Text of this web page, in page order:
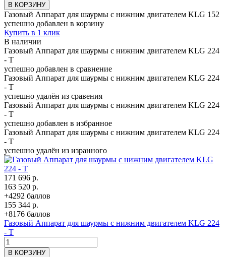
В КОРЗИНУ
Газовый Аппарат для шаурмы с нижним двигателем KLG 152
успешно добавлен в корзину
Купить в 1 клик
В наличии
Газовый Аппарат для шаурмы с нижним двигателем KLG 224
- T
успешно добавлен в сравнение
Газовый Аппарат для шаурмы с нижним двигателем KLG 224
- T
успешно удалён из сравения
Газовый Аппарат для шаурмы с нижним двигателем KLG 224
- T
успешно добавлен в избранное
Газовый Аппарат для шаурмы с нижним двигателем KLG 224
- T
успешно удалён из изранного
171 696 р.
163 520 р.
+4292 баллов
155 344 р.
+8176 баллов
Газовый Аппарат для шаурмы с нижним двигателем KLG 224
- T
В КОРЗИНУ